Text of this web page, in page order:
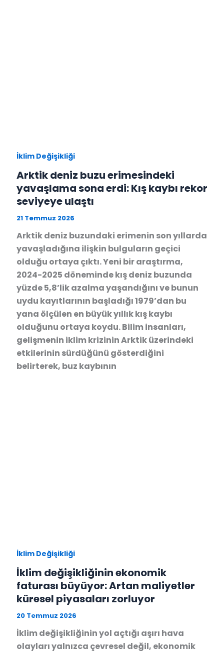
İklim Değişikliği
Arktik deniz buzu erimesindeki
yavaşlama sona erdi: Kış kaybı rekor
seviyeye ulaştı
21 Temmuz 2026
Arktik deniz buzundaki erimenin son yıllarda
yavaşladığına ilişkin bulguların geçici
olduğu ortaya çıktı. Yeni bir araştırma,
2024-2025 döneminde kış deniz buzunda
yüzde 5,8’lik azalma yaşandığını ve bunun
uydu kayıtlarının başladığı 1979’dan bu
yana ölçülen en büyük yıllık kış kaybı
olduğunu ortaya koydu. Bilim insanları,
gelişmenin iklim krizinin Arktik üzerindeki
etkilerinin sürdüğünü gösterdiğini
belirterek, buz kaybının
İklim Değişikliği
İklim değişikliğinin ekonomik
faturası büyüyor: Artan maliyetler
küresel piyasaları zorluyor
20 Temmuz 2026
İklim değişikliğinin yol açtığı aşırı hava
olayları yalnızca çevresel değil, ekonomik